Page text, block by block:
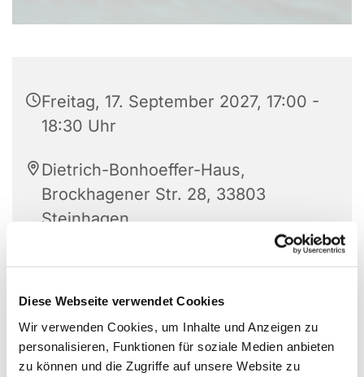
Diese Webseite verwendet Cookies
Wir verwenden Cookies, um Inhalte und Anzeigen zu
personalisieren, Funktionen für soziale Medien anbieten
zu können und die Zugriffe auf unsere Website zu
Freitag, 17. September 2027, 17:00 -
18:30 Uhr
Dietrich-Bonhoeffer-Haus,
Brockhagener Str. 28, 33803
Steinhagen